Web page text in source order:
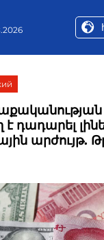
դադարել
արժույթ.